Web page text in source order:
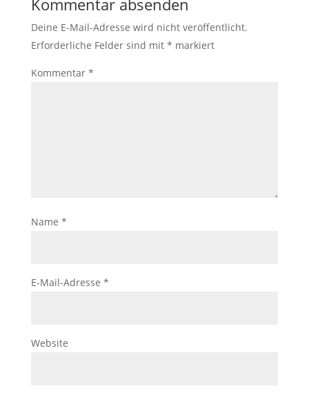
Kommentar absenden
Deine E-Mail-Adresse wird nicht veröffentlicht.
Erforderliche Felder sind mit * markiert
Kommentar *
Name *
E-Mail-Adresse *
Website